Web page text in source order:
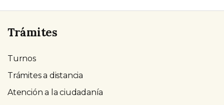
Trámites
Turnos
Trámites a distancia
Atención a la ciudadanía